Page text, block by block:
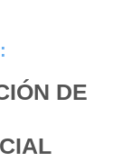
DE